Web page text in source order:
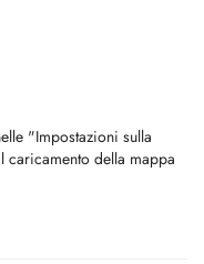
"Impostazioni sulla
della mappa